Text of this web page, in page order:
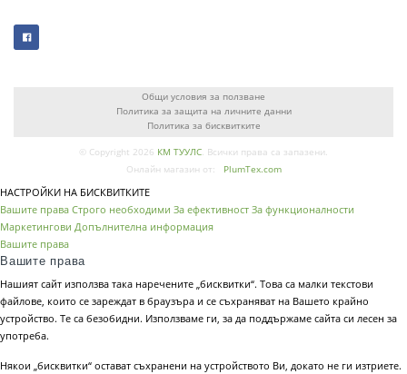
Общи условия за ползване
Политика за защита на личните данни
Политика за бисквитките
© Copyright 2026 КМ ТУУЛС. Всички права са запазени.
Онлайн магазин от:
PlumTex.com
НАСТРОЙКИ НА БИСКВИТКИТЕ
Вашите права Строго необходими За ефективност За функционалности
Маркетингови Допълнителна информация
Вашите права
Вашите права
Нашият сайт използва така наречените „бисквитки“. Това са малки текстови
файлове, които се зареждат в браузъра и се съхраняват на Вашето крайно
устройство. Те са безобидни. Използваме ги, за да поддържаме сайта си лесен за
употреба.
Някои „бисквитки“ остават съхранени на устройството Ви, докато не ги изтриете.